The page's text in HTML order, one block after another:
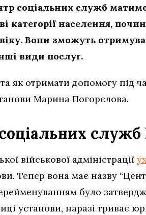
соціальних служб
категорії населення,
Вони зможуть
види послуг.
як отримати допомогу під
Марина Погорєлова.
військової адміністрації
Тепер вона має назву
було
установи, наразі триває